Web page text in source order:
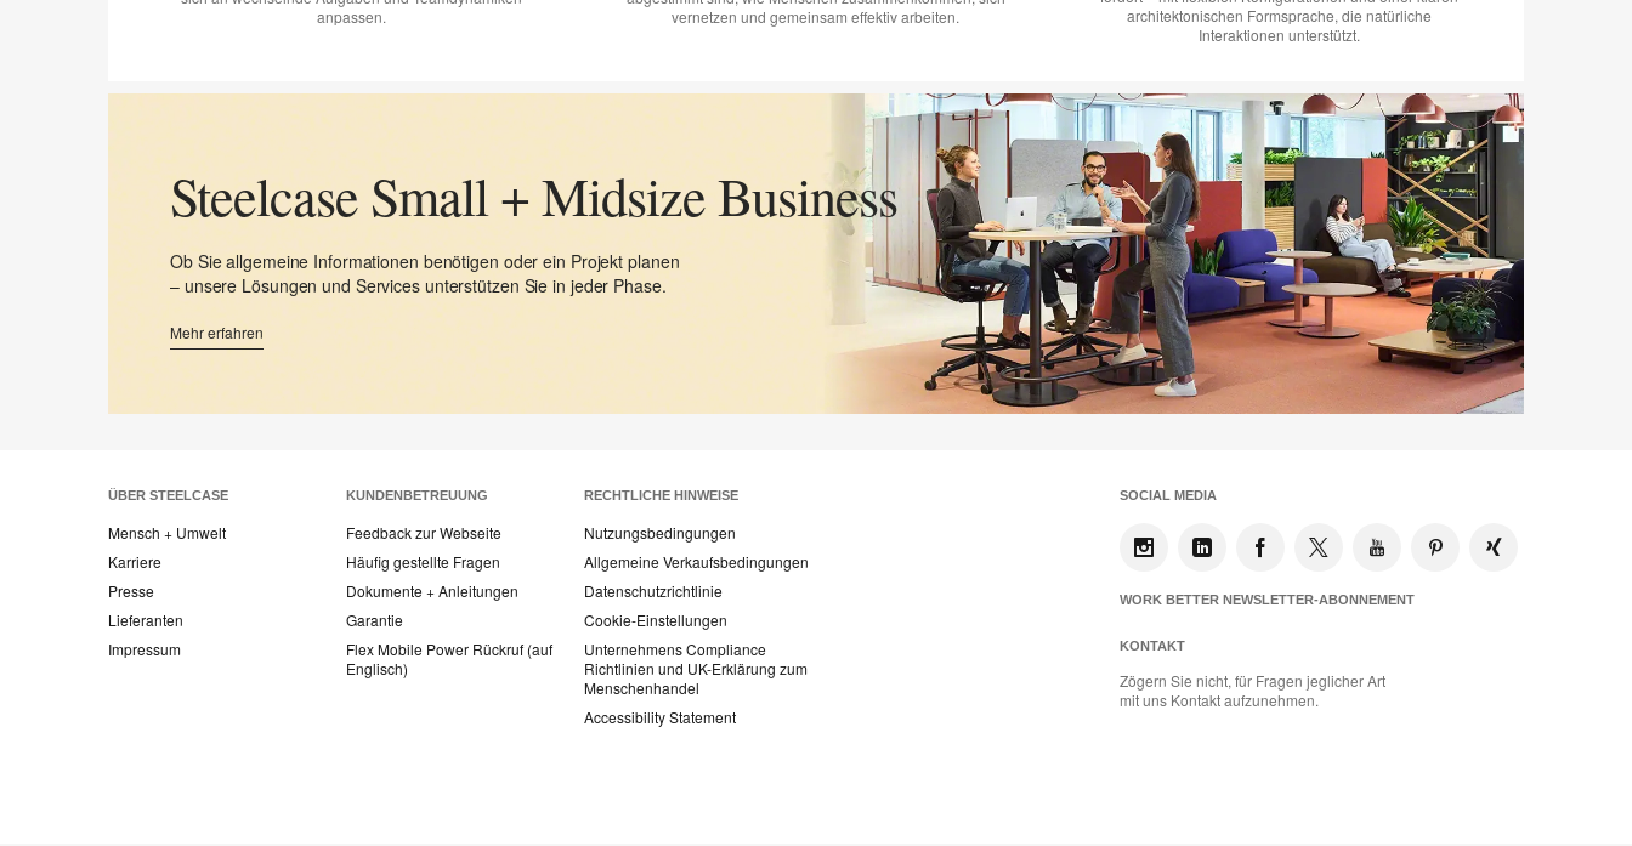
anpassen.
vernetzen und gemeinsam effektiv arbeiten.
architektonischen Formsprache, die natürliche
Interaktionen unterstützt.
Steelcase Small + Midsize Business
Ob Sie allgemeine Informationen benötigen oder ein Projekt planen
– unsere Lösungen und Services unterstützen Sie in jeder Phase.
Mehr erfahren
ÜBER STEELCASE
Mensch + Umwelt
Karriere
Presse
Lieferanten
Impressum
KUNDENBETREUUNG
Feedback zur Webseite
Häufig gestellte Fragen
Dokumente + Anleitungen
Garantie
Flex Mobile Power Rückruf (auf
Englisch)
RECHTLICHE HINWEISE
Nutzungsbedingungen
Allgemeine Verkaufsbedingungen
Datenschutzrichtlinie
Cookie-Einstellungen
Unternehmens Compliance
Richtlinien und UK-Erklärung zum
Menschenhandel
Accessibility Statement
SOCIAL MEDIA
WORK BETTER NEWSLETTER-ABONNEMENT
KONTAKT
Zögern Sie nicht, für Fragen jeglicher Art
mit uns Kontakt aufzunehmen.